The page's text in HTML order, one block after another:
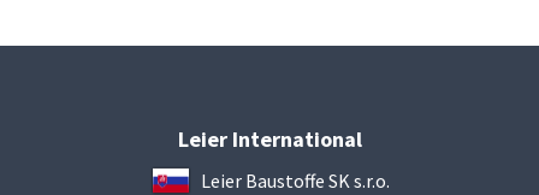
Leier International
Leier Baustoffe SK s.r.o.